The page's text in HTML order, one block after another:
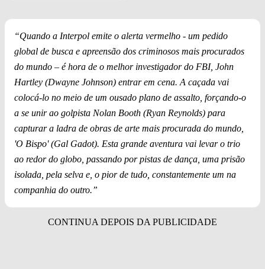
“Quando a Interpol emite o alerta vermelho - um pedido
global de busca e apreensão dos criminosos mais procurados
do mundo – é hora de o melhor investigador do FBI, John
Hartley (Dwayne Johnson) entrar em cena. A caçada vai
colocá-lo no meio de um ousado plano de assalto, forçando-o
a se unir ao golpista Nolan Booth (Ryan Reynolds) para
capturar a ladra de obras de arte mais procurada do mundo,
'O Bispo' (Gal Gadot). Esta grande aventura vai levar o trio
ao redor do globo, passando por pistas de dança, uma prisão
isolada, pela selva e, o pior de tudo, constantemente um na
companhia do outro.”